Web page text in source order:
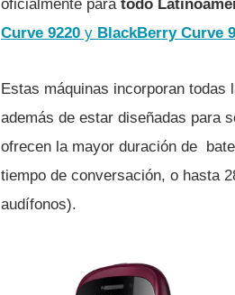
oficialmente para todo
Curve 9220 y BlackBerry Curve
Estas máquinas incorporan
además de estar diseñadas para
ofrecen la mayor duración de
tiempo de conversación, o hasta
audí­fonos).